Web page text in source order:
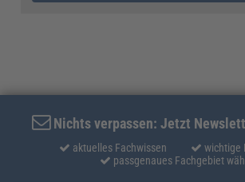
Nichts verpassen: Jetzt
aktuelles Fachwissen
wichtige
passgenaues Fachgebiet